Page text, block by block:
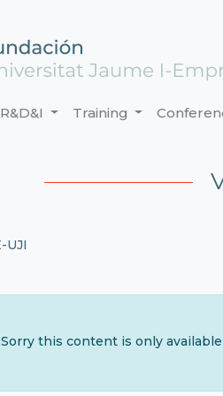
R&D&I Training
Sorry this content is only